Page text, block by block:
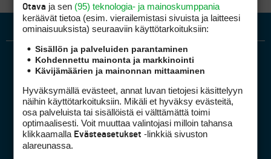
Golfpiste mediakortti
Otava ja sen (95) teknologia- ja mainoskumppania
keräävät tietoa (esim. vierailemis­tasi sivuista ja laitteesi
ominaisuuk­sista) seuraaviin käyttötarkoituksiin:
Sisällön ja palveluiden parantaminen
Kohdennettu mainonta ja markkinointi
Kävijämäärien ja mainonnan mittaaminen
Hyväksymällä evästeet, annat luvan tietojesi käsittelyyn
näihin käyttötarkoituksiin. Mikäli et hyväksy evästeitä,
osa palveluista tai sisällöistä ei välttämättä toimi
optimaalisesti. Voit muuttaa valintojasi milloin tahansa
klikkaamalla Evästeasetukset -linkkiä sivuston
alareunassa.